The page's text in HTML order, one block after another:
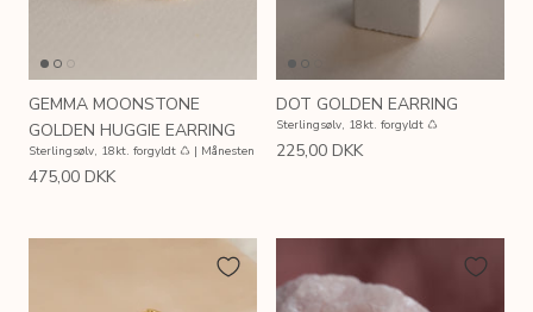
GEMMA MOONSTONE
GOLDEN HUGGIE EARRING
Sterlingsølv, 18kt. forgyldt ♺ | Månesten
475,00 DKK
DOT GOLDEN EARRING
Sterlingsølv, 18kt. forgyldt ♺
225,00 DKK